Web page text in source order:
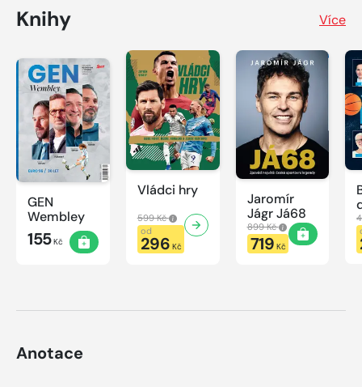
Knihy Více
GEN
Wembley
155Kč
Vládci hry
599 Kč
od
296 Kč
Jaromír
Jágr Já68
899 Kč
719 Kč
Anotace